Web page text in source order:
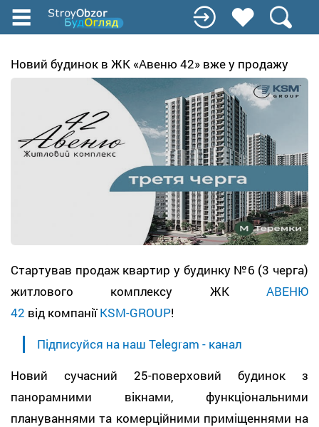
Перейти
содержанию
Новий будинок в ЖК «Авеню 42» вже у продажу
Стартував продаж квартир у будинку №6 (3 черга)
житлового комплексу ЖК АВЕНЮ
42 від компаніїKSM-GROUP!
Підписуйся на наш Telegram - канал
Новий сучасний 25-поверховий будинок з
панорамними вікнами, функціональними
плануваннями та комерційними приміщеннями на